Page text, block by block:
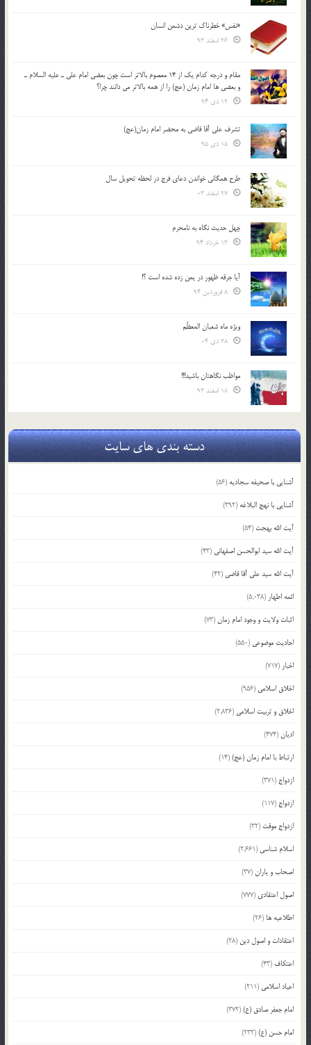
«نفس» خطرناک ترین دشمن انسان
مقام و درجه كدام يك از 14 معصوم بالاتر است چون بعضي امام علي ـ عليه السلام ـ
و بعضي ها امام زمان (عج) را از همه بالاتر مي دانند چرا؟
تشرف علي آقا قاضي به محضر امام زمان(عج)
طرح همگانی خواندن دعای فرج در لحظه تحویل سال
چهل حدیث نگاه به نامحرم
آیا جرقه ظهور در یمن زده شده است ؟!
ویژه ماه شعبان المعظّم
مواظب نگاهتان باشید!!!
دسته بندی های سایت
آشنایی با صحیفه سجادیه (56)
آشنایی با نهج البلاغه (392)
آیت الله بهجت (54)
آیت الله سید ابوالحسن اصفهانی (43)
آیت الله سید علی آقا قاضی (42)
ائمه اطهار (5,038)
اثبات ولایت و وجود امام زمان(73)
احادیث موضوعی (550)
اخبار (717)
اخلاق اسلامی (956)
اخلاق و تربیت اسلامی (2,836)
ادیان(474)
ارتباط با امام زمان (عج)(14)
ازدواج (371)
ازدواج (117)
ازدواج موقت (32)
اسلام شناسی (2,661)
اصحاب و یاران(37)
اصول اعتقادی (777)
اطلاعیه ها (26)
اعتقادات و اصول دین (28)
اعتکاف (43)
اعیاد اسلامی (211)
امام جعفر صادق (ع)(372)
امام حسن (ع)(233)